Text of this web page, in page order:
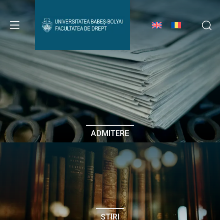
Avizier Studenți
Studii
Admitere
Erasmus & Internațional
Despre Facultate
ADMITERE
ȘTIRI